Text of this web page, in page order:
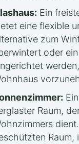
Ein
eine flexible
zum
oder
Raum,